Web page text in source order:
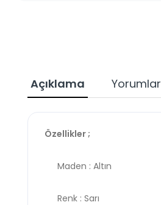
Açıklama Yorumlar
Özellikler ;
Maden : Altın
Renk : Sarı